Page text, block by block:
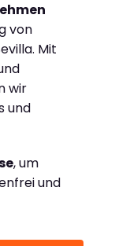
von
Mit
wir
und
, um
und